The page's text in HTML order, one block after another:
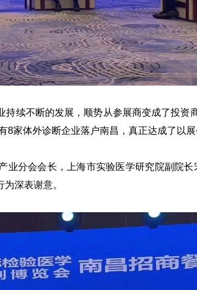
续不断的发展，顺势从参展商变成了投资
8家体外诊断企业落户南昌，真正达成了以
业分会会长，上海市实验医学研究院副院
深表谢意。